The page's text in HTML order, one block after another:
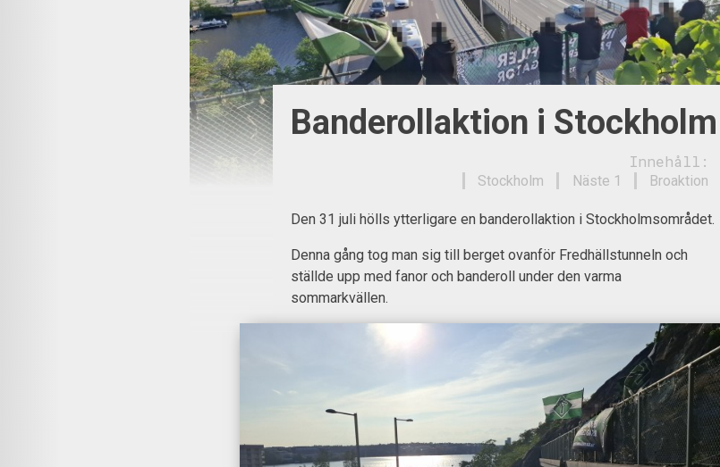
Banderollaktion i Stockholm
Innehåll:
Broaktion
Näste 1
Stockholm
Den 31 juli hölls ytterligare en banderollaktion i Stockholmsområdet.
Denna gång tog man sig till berget ovanför Fredhällstunneln och
ställde upp med fanor och banderoll under den varma
sommarkvällen.